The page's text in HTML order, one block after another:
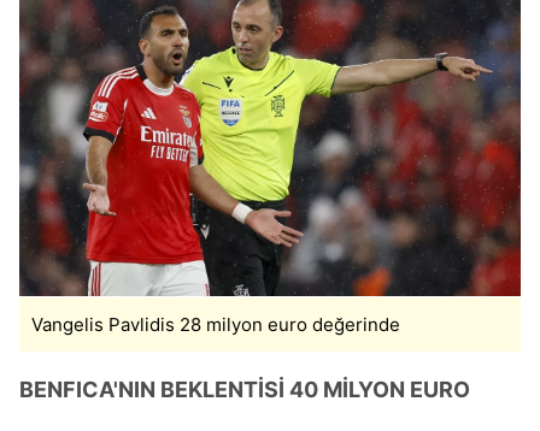
Vangelis Pavlidis 28 milyon euro değerinde
BENFICA'NIN BEKLENTİSİ 40 MİLYON EURO